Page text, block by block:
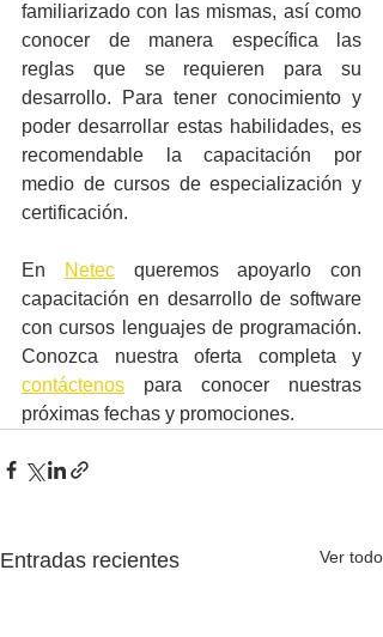
familiarizado con las mismas, así como
conocer de manera específica las
reglas que se requieren para su
desarrollo. Para tener conocimiento y
poder desarrollar estas habilidades, es
recomendable la capacitación por
medio de cursos de especialización y
certificación.
En Netec queremos apoyarlo con
capacitación en desarrollo de software
con cursos lenguajes de programación.
contáctenos para conocer nuestras
próximas fechas y promociones.
Entradas recientes Ver todo